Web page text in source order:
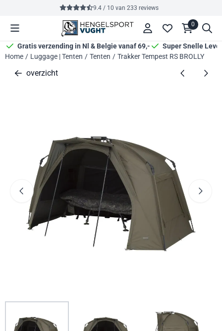
Cookievoorkeuren zijn momenteel gesloten.
9.4 / 10 van 233 reviews
0
Gratis verzending in Nl & Belgie vanaf 69,-
Super Snelle
Home / Luggage | Tenten / Tenten / Trakker Tempest RS BROLLY
overzicht